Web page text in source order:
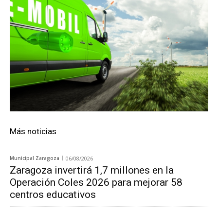
Más noticias
Municipal Zaragoza 06/08/2026
Zaragoza invertirá 1,7 millones en la
Operación Coles 2026 para mejorar 58
centros educativos